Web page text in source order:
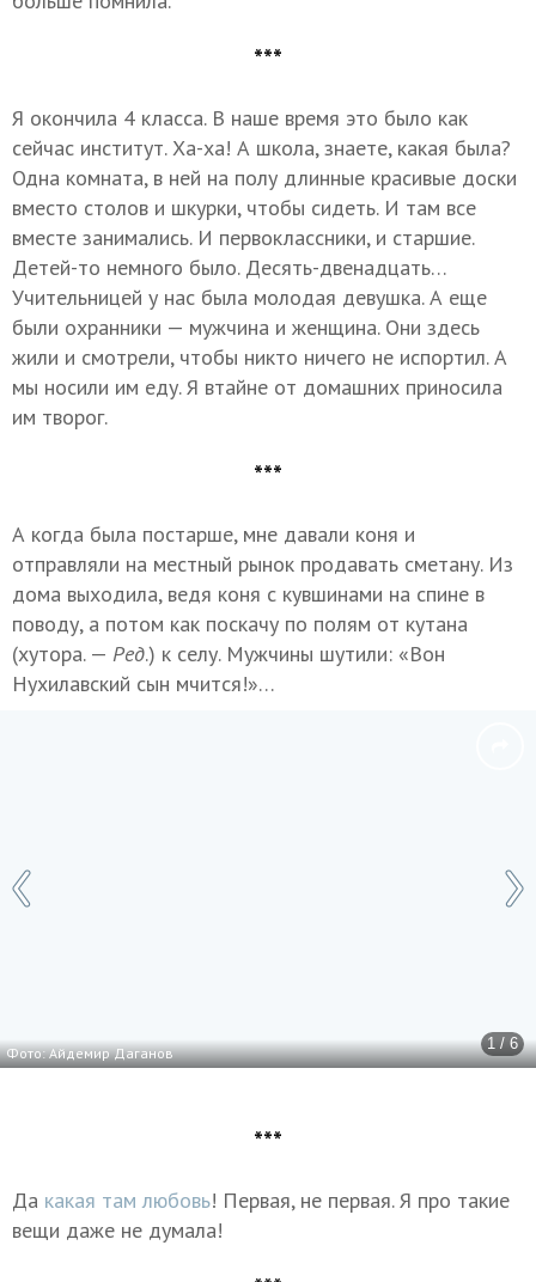
***
Я окончила 4 класса. В наше время это было как
сейчас институт. Ха-ха! А школа, знаете, какая была?
Одна комната, в ней на полу длинные красивые доски
вместо столов и шкурки, чтобы сидеть. И там все
вместе занимались. И первоклассники, и старшие.
Детей-то немного было. Десять-двенадцать…
Учительницей у нас была молодая девушка. А еще
были охранники — мужчина и женщина. Они здесь
жили и смотрели, чтобы никто ничего не испортил. А
мы носили им еду. Я втайне от домашних приносила
им творог.
***
А когда была постарше, мне давали коня и
отправляли на местный рынок продавать сметану. Из
дома выходила, ведя коня с кувшинами на спине в
поводу, а потом как поскачу по полям от кутана
(хутора. — Ред.) к селу. Мужчины шутили: «Вон
Нухилавский сын мчится!»…
1 / 6
Фото: Айдемир Даганов
***
Да какая там любовь! Первая, не первая. Я про такие
вещи даже не думала!